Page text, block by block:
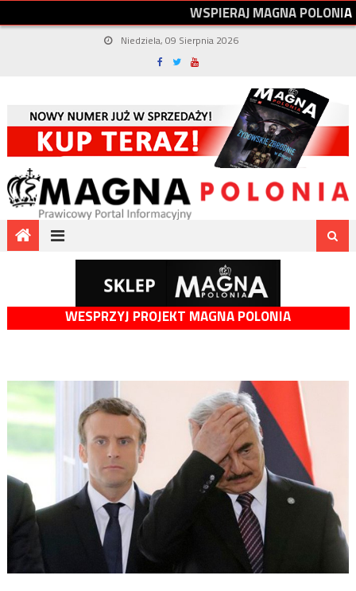
WSPIERAJMAGNAPOLONIA
Niedziela, 09 Sierpnia 2026
WESPRZYJ PROJEKT MAGNA POLONIA